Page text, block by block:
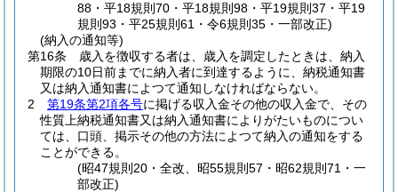
88・平18規則70・平18規則98・平19規則37・平19
規則93・平25規則61・令6規則35・一部改正)
(納入の通知等)
第16条
歳入を徴収する者は、歳入を調定したときは、納入
期限の10日前までに納入者に到達するように、納税通知書
又は納入通知書によつて通知しなければならない。
2
第19条第2項各号に掲げる収入金その他の収入金で、その
性質上納税通知書又は納入通知書によりがたいものについ
ては、口頭、掲示その他の方法によつて納入の通知をする
ことができる。
(昭47規則20・全改、昭55規則57・昭62規則71・一
部改正)